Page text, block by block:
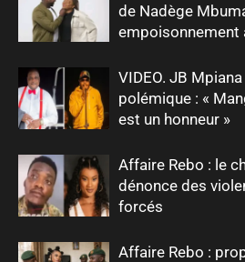
de Nadège
empoisonnement
VIDEO. JB
polémique : «
est un honneur »
Affaire Rebo : le
dénonce des
forcés
Affaire Rebo :